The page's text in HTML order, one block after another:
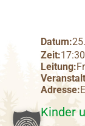
Datum:
Zeit:17:30
Leitung:
Adresse:
Kinder